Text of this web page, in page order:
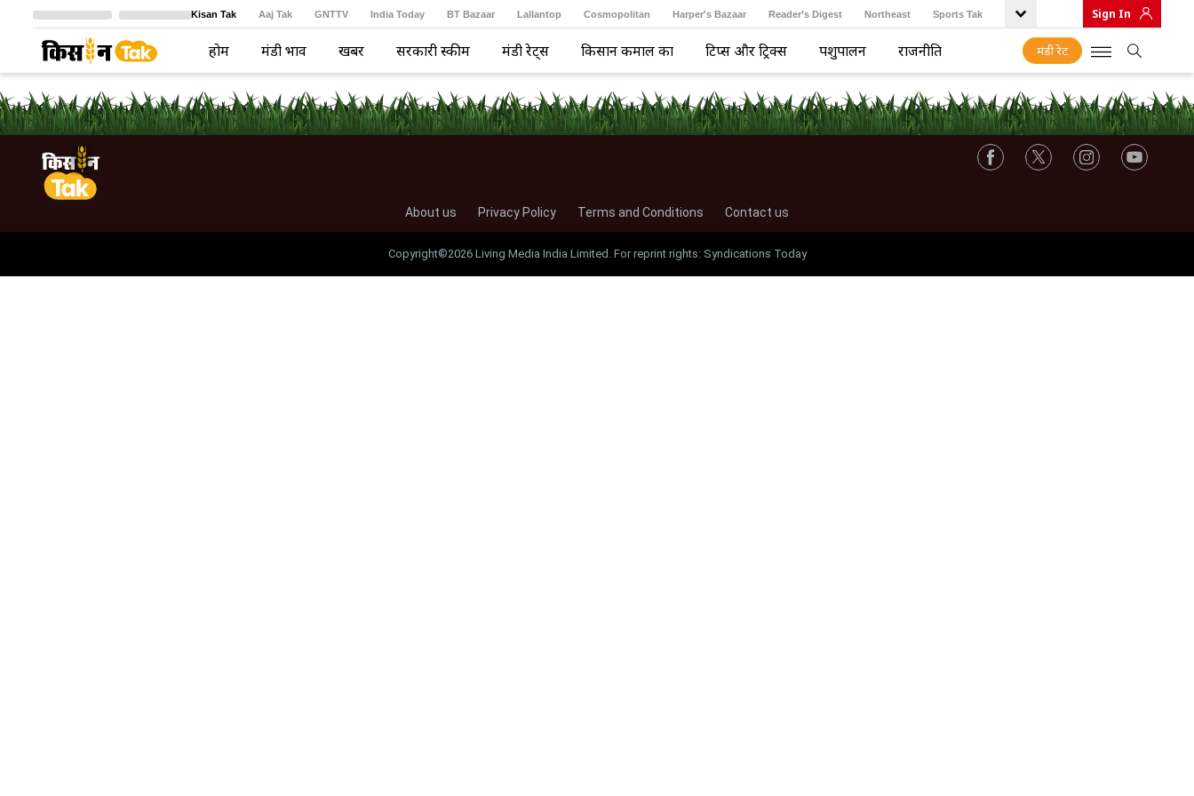
Kisan Tak Aaj Tak GNTTV India Today BT Bazaar Lallantop Cosmopolitan Harper's Bazaar Reader’s Digest Northeast Sports Tak
Crime Tak Astro Tak
Sign In
होम मंडी भाव खबरें सरकारी स्कीम मंडी रेट्स किसान कमाल का टिप्स और ट्रिक्स पशुपालन राजनीति मंडी रेट
About us Privacy Policy Terms and Conditions Contact us
Copyright©2026 Living Media India Limited. For reprint rights: Syndications Today